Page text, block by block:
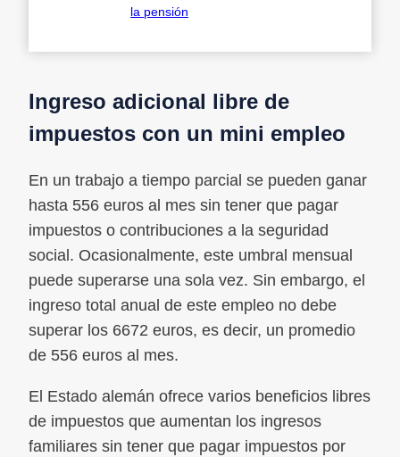
la pensión
Ingreso adicional libre de
impuestos con un mini empleo
En un trabajo a tiempo parcial se pueden ganar
hasta 556 euros al mes sin tener que pagar
impuestos o contribuciones a la seguridad
social. Ocasionalmente, este umbral mensual
puede superarse una sola vez. Sin embargo, el
ingreso total anual de este empleo no debe
superar los 6672 euros, es decir, un promedio
de 556 euros al mes.
El Estado alemán ofrece varios beneficios libres
de impuestos que aumentan los ingresos
familiares sin tener que pagar impuestos por